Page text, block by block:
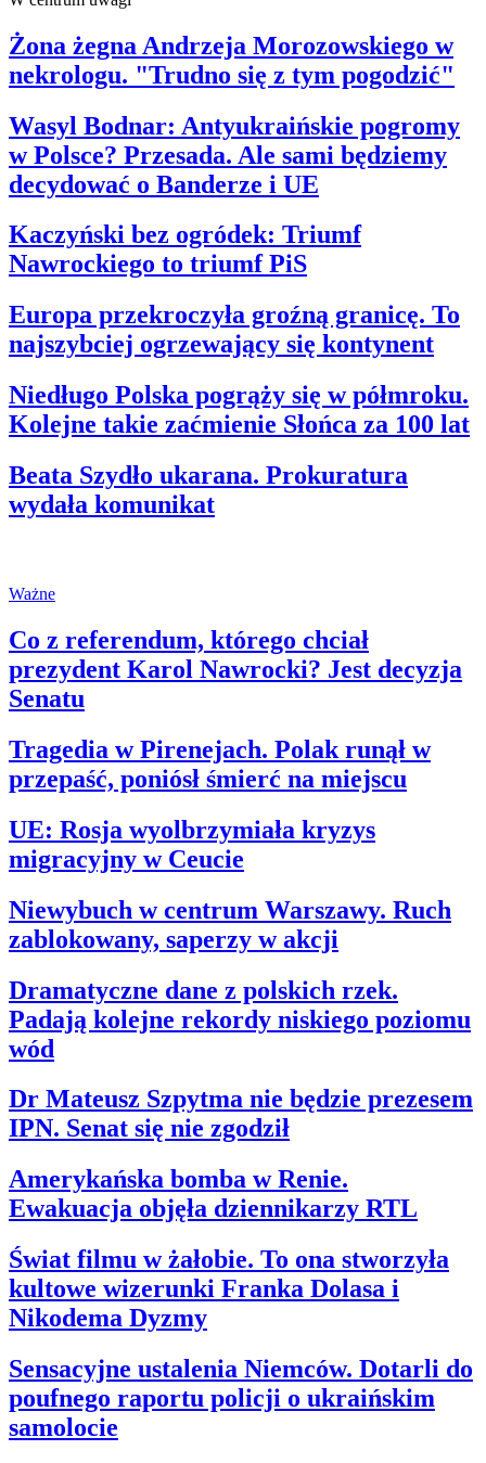
Żona żegna Andrzeja Morozowskiego w
nekrologu. "Trudno się z tym pogodzić"
Wasyl Bodnar: Antyukraińskie pogromy
w Polsce? Przesada. Ale sami będziemy
decydować o Banderze i UE
Kaczyński bez ogródek: Triumf
Nawrockiego to triumf PiS
Europa przekroczyła groźną granicę. To
najszybciej ogrzewający się kontynent
Niedługo Polska pogrąży się w półmroku.
Kolejne takie zaćmienie Słońca za 100 lat
Beata Szydło ukarana. Prokuratura
wydała komunikat
Ważne
Co z referendum, którego chciał
prezydent Karol Nawrocki? Jest decyzja
Senatu
Tragedia w Pirenejach. Polak runął w
przepaść, poniósł śmierć na miejscu
UE: Rosja wyolbrzymiała kryzys
migracyjny w Ceucie
Niewybuch w centrum Warszawy. Ruch
zablokowany, saperzy w akcji
Dramatyczne dane z polskich rzek.
Padają kolejne rekordy niskiego poziomu
wód
Dr Mateusz Szpytma nie będzie prezesem
IPN. Senat się nie zgodził
Amerykańska bomba w Renie.
Ewakuacja objęła dziennikarzy RTL
Świat filmu w żałobie. To ona stworzyła
kultowe wizerunki Franka Dolasa i
Nikodema Dyzmy
Sensacyjne ustalenia Niemców. Dotarli do
poufnego raportu policji o ukraińskim
samolocie